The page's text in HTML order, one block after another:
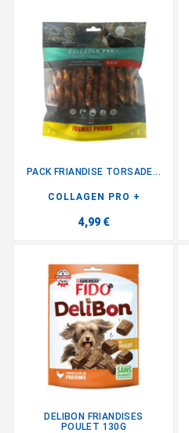
PACK FRIANDISE TORSADE...
COLLAGEN PRO +
4,99 €
DELIBON FRIANDISES
POULET 130G